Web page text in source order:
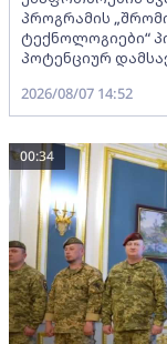
პროგრამის
ტექნოლოგიები“
პოტენციურ
2026/08/07 14:52
00:34